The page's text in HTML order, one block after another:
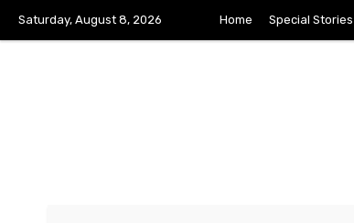
Saturday, August 8, 2026 Home Special Stories